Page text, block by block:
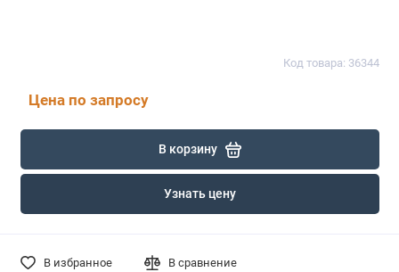
Код товара: 36344
Цена по запросу
В корзину
Узнать цену
В избранное В сравнение